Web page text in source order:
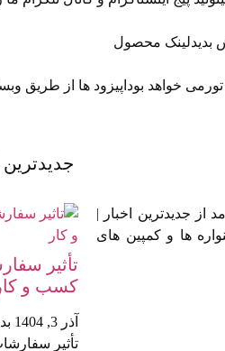
بدیدلینک محصول
خواهد بوداپیزود ها از
از جدیدترین اخبار |
ها و کمپین های
تأثیر
کسب‌ و
آذر 3, 1404
تأثیر